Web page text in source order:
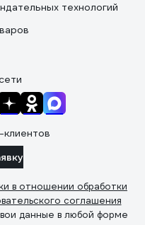
технологий
в отношении обработки
соглашения
данные в любой форме